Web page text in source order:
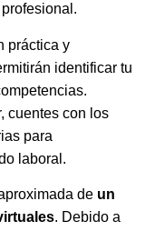
práctica y
identificar tu
cuentes con los
para
laboral.
de un
. Debido a